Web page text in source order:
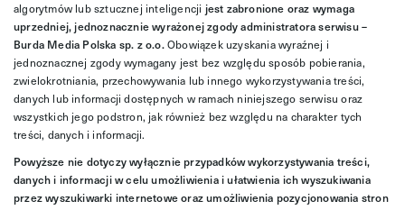
algorytmów lub sztucznej inteligencji jest zabronione oraz wymaga
uprzedniej, jednoznacznie wyrażonej zgody administratora serwisu –
Burda Media Polska sp. z o.o.Obowiązek uzyskania wyraźnej i
jednoznacznej zgody wymagany jest bez względu sposób pobierania,
zwielokrotniania, przechowywania lub innego wykorzystywania treści,
danych lub informacji dostępnych w ramach niniejszego serwisu oraz
wszystkich jego podstron, jak również bez względu na charakter tych
treści, danych i informacji.
Powyższe nie dotyczy wyłącznie przypadków wykorzystywania treści,
danych i informacji w celu umożliwienia i ułatwienia ich wyszukiwania
przez wyszukiwarki internetowe oraz umożliwienia pozycjonowania stron